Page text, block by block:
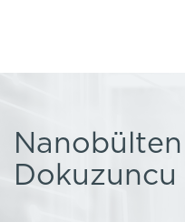
Dokuzuncu